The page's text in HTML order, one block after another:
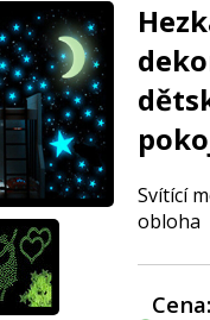
Svítící
obloha
Cena: